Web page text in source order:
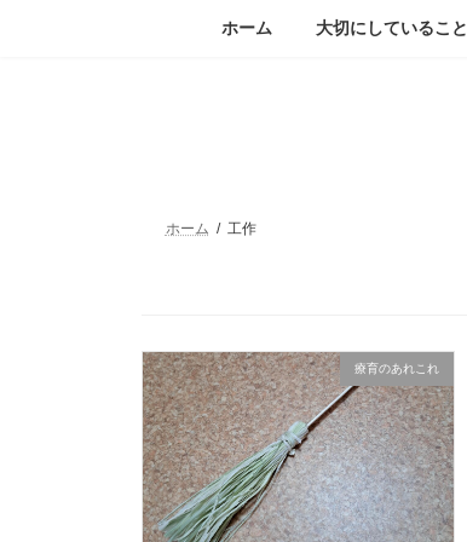
ホーム 大切にしていること
ホーム 工作
療育のあれこれ